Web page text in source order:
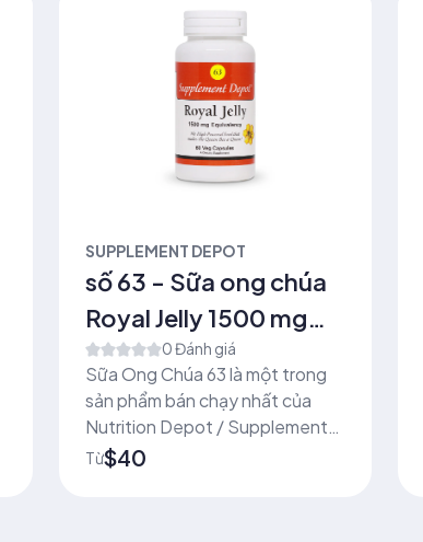
SUPPLEMENT DEPOT
số 63 - Sữa ong chúa
Royal Jelly 1500 mg
High Potency (60
Capsules)
0 Đánh giá
Sữa Ong Chúa 63 là một trong
sản phẩm bán chạy nhất của
Nutrition Depot / Supplement
Depot gần 20 năm qua
Từ$40